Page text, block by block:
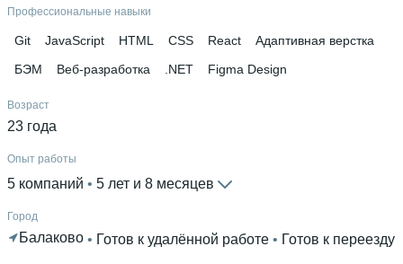
Профессиональные навыки
Git JavaScript HTML CSS React
Адаптивная верстка
БЭМ
Веб-разработка .NET Figma Design
Возраст
23 года
Опыт работы
5 компаний 5 лет и 8 месяцев
Город
Балаково • Готов к удалённой работе • Готов к переезду